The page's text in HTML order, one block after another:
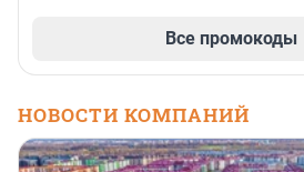
Все промокоды
НОВОСТИ КОМПАНИЙ